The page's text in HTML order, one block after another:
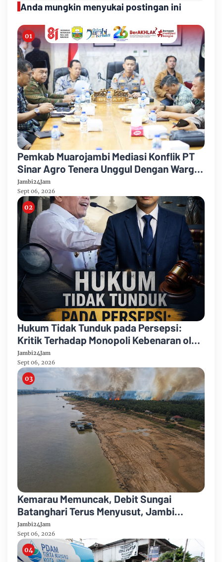
Anda mungkin menyukai postingan ini
Pemkab Muarojambi Mediasi Konflik PT
Sinar Agro Tenera Unggul Dengan Warga
Sipin Teluk Duren
Jambi24Jam
Sept 06, 2026
Hukum Tidak Tunduk pada Persepsi:
Kritik Terhadap Monopoli Kebenaran oleh
Media dan Aktivis
Jambi24Jam
Sept 06, 2026
Kemarau Memuncak, Debit Sungai
Batanghari Terus Menyusut, Jambi
Hadapi Ancaman Krisis Air Bersih dan
Karhutla
Jambi24Jam
Sept 06, 2026